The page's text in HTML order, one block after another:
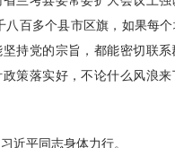
八百多个县市区旗，如果每
持党的宗旨，都能密切联
策落实好，不论什么风浪
平同志身体力行。